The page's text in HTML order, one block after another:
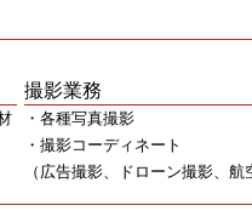
撮影業務
・各種写真撮影
・撮影コーディネート
（広告撮影、ドローン撮影、航